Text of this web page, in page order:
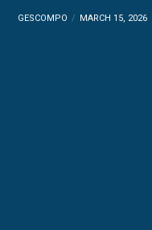
GESCOMPO MARCH 15, 2026